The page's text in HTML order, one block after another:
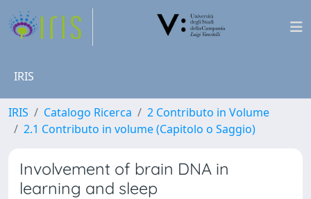
IRIS
IRIS Catalogo Ricerca
2 Contributo in Volume
2.1 Contributo in volume (Capitolo o Saggio)
Involvement of brain DNA in
learning and sleep